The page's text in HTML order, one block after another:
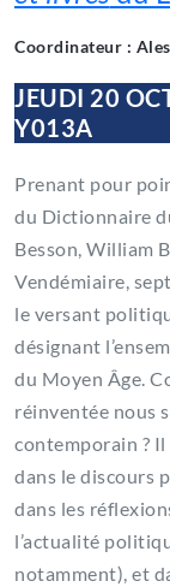
Coordinateur :
JEUDI 20
Y013A
Prenant pour
du Dictionnaire
Besson, William
Vendémiaire,
le versant
désignant
du Moyen Âge.
réinventée nous
contemporain ?
dans le discours
dans les
l’actualité
notamment), et